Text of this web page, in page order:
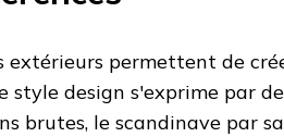
extérieurs permettent de
style design s'exprime par
brutes, le scandinave par